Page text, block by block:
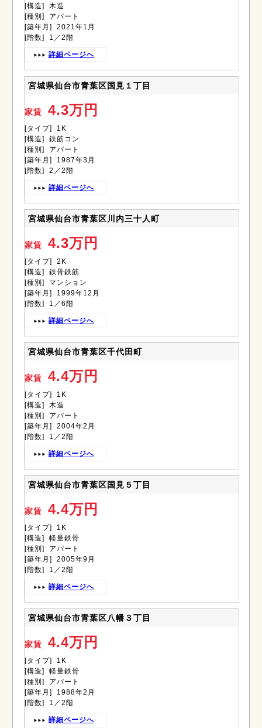
[構造] 木造
[種別] アパート
[築年月] 2021年1月
[階数] 1／2階
詳細ページへ
宮城県仙台市青葉区国見１丁目
家賃 4.3万円
[タイプ] 1K
[構造] 鉄筋コン
[種別] アパート
[築年月] 1987年3月
[階数] 2／2階
詳細ページへ
宮城県仙台市青葉区川内三十人町
家賃 4.3万円
[タイプ] 2K
[構造] 鉄骨鉄筋
[種別] マンション
[築年月] 1999年12月
[階数] 1／6階
詳細ページへ
宮城県仙台市青葉区千代田町
家賃 4.4万円
[タイプ] 1K
[構造] 木造
[種別] アパート
[築年月] 2004年2月
[階数] 1／2階
詳細ページへ
宮城県仙台市青葉区国見５丁目
家賃 4.4万円
[タイプ] 1K
[構造] 軽量鉄骨
[種別] アパート
[築年月] 2005年9月
[階数] 1／2階
詳細ページへ
宮城県仙台市青葉区八幡３丁目
家賃 4.4万円
[タイプ] 1K
[構造] 軽量鉄骨
[種別] アパート
[築年月] 1988年2月
[階数] 1／2階
詳細ページへ